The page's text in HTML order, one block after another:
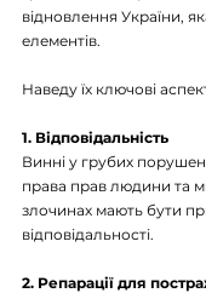
відновлення України,
елементів.
Наведу їх ключові
1. Відповідальність
Винні у грубих
права прав людини та
злочинах мають бути
відповідальності.
2. Репарації для